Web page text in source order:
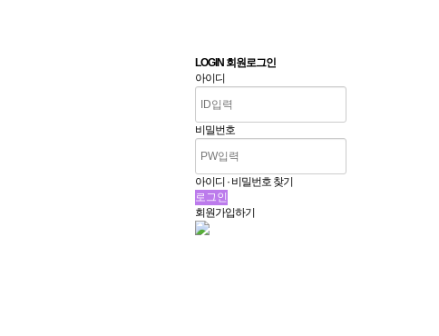
LOGIN 회원로그인
아이디
비밀번호
아이디 · 비밀번호 찾기
회원가입하기